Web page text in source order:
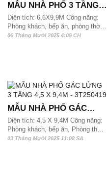
MẪU NHÀ PHỐ 3 TẦNG
HIỆN ĐẠI 6,6X9,9M -
3T250712
Diện tích: 6,6X9,9M Công năng:
Phòng khách, bếp ăn, phòng thờ,
4 phòng ngủ và 4 wc, SHC, Mẫu
06 Tháng Mười 2025 4:09 CH
MẪU NHÀ PHỐ GÁC
LỬNG 3 TẦNG 4,5 X 9,4M
- 3T250419
Diện tích: 4,5 X 9,4M Công năng:
Phòng khách, bếp ăn, Phòng thờ,
3 phòng ngủ và 3 wc Mẫu nhà phố
03 Tháng Mười 2025 11:08 SA